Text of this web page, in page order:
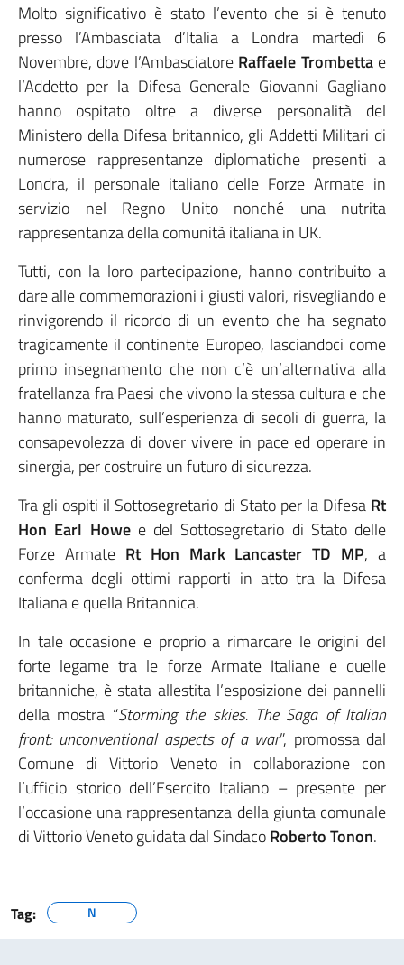
Molto significativo è stato l’evento che si è tenuto
presso l’Ambasciata d’Italia a Londra martedì 6
Novembre, dove l’Ambasciatore Raffaele Trombettae
l’Addetto per la Difesa Generale Giovanni Gagliano
hanno ospitato oltre a diverse personalità del
Ministero della Difesa britannico, gli Addetti Militari di
numerose rappresentanze diplomatiche presenti a
Londra, il personale italiano delle Forze Armate in
servizio nel Regno Unito nonché una nutrita
rappresentanza della comunità italiana in UK.
Tutti, con la loro partecipazione, hanno contribuito a
dare alle commemorazioni i giusti valori, risvegliando e
rinvigorendo il ricordo di un evento che ha segnato
tragicamente il continente Europeo, lasciandoci come
primo insegnamento che non c’è un’alternativa alla
fratellanza fra Paesi che vivono la stessa cultura e che
hanno maturato, sull’esperienza di secoli di guerra, la
consapevolezza di dover vivere in pace ed operare in
sinergia, per costruire un futuro di sicurezza.
Tra gli ospiti il Sottosegretario di Stato per la Difesa Rt
Hon Earl Howee del Sottosegretario di Stato delle
Forze Armate Rt Hon Mark Lancaster TD MP, a
conferma degli ottimi rapporti in atto tra la Difesa
Italiana e quella Britannica.
In tale occasione e proprio a rimarcare le origini del
forte legame tra le forze Armate Italiane e quelle
britanniche, è stata allestita l’esposizione dei pannelli
della mostra “Storming the skies. The Saga of Italian
front: unconventional aspects of a war”, promossa dal
Comune di Vittorio Veneto in collaborazione con
l’ufficio storico dell’Esercito Italiano – presente per
l’occasione una rappresentanza della giunta comunale
di Vittorio Veneto guidata dal SindacoRoberto Tonon.
Tag: N